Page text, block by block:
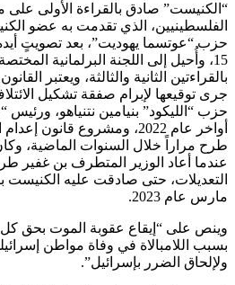
“الكنيست” صادق بالقراءة الأولى
الفلسطينيين، الذي تقدمت به عضو
15، وأُحيل إلى اللجنة البرلمانية
بالقراءتين الثانية والثالثة، ويعتبر
جرى توقيعها لإبرام صفقة تشكيل
حزب “الليكود” بنيامين نتنياهو، ورئيس
أواخر عام 2022، ومشروع
عندما أعاد الوزير المتطرف بن
التعديلات، حتى صادقت عليه الكنيست
مارس عام 2023.
وينص على “إيقاع عقوبة الموت
بسبب اللامبالاة في وفاة مواطن
ولإلحاق الضرر بإسرائيل”.